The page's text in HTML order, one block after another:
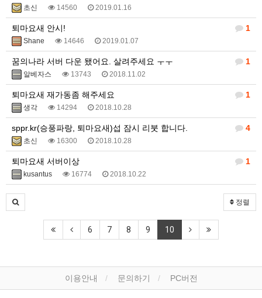
초신 14560 2019.01.16
1
퇴마요새 안시!
Shane 14646 2019.01.07
1
꿈의나라 서버 다운 됐어요. 살려주세요 ㅜㅜ
알베자스 13743 2018.11.02
1
퇴마요새 재가동좀 해주세요
생각 14294 2018.10.28
4
sppr.kr(승풍파랑, 퇴마요새)섭 잠시 리붓 합니다.
초신 16300 2018.10.28
1
퇴마요새 서버이상
kusantus 16774 2018.10.22
정렬
6 7 8 9 10
이용안내 문의하기 PC버전